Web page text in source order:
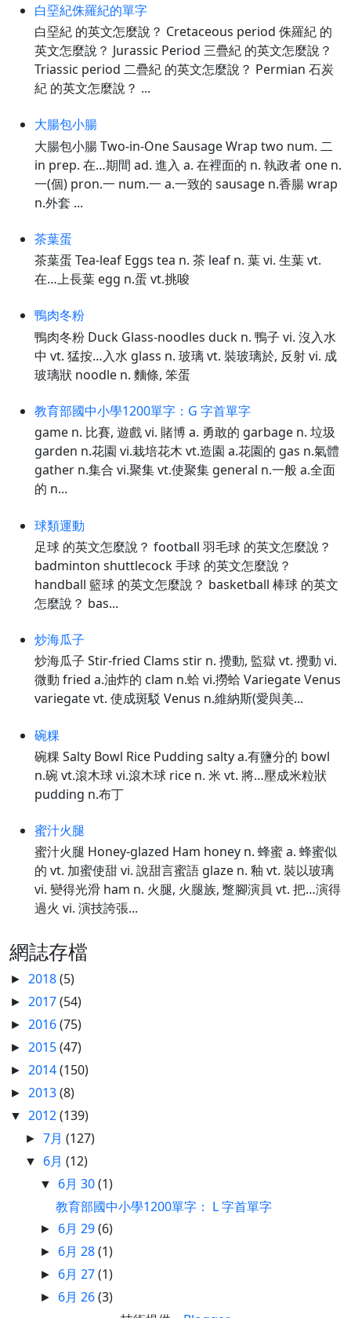
白堊紀侏羅紀的單字
白堊紀 的英文怎麼說？ Cretaceous period 侏羅紀 的
英文怎麼說？ Jurassic Period 三疊紀 的英文怎麼說？
Triassic period 二疊紀 的英文怎麼說？ Permian 石炭
紀 的英文怎麼說？ ...
大腸包小腸
大腸包小腸 Two-in-One Sausage Wrap two num. 二
in prep. 在…期間 ad. 進入 a. 在裡面的 n. 執政者 one n.
一(個) pron.一 num.一 a.一致的 sausage n.香腸 wrap
n.外套 ...
茶葉蛋
茶葉蛋 Tea-leaf Eggs tea n. 茶 leaf n. 葉 vi. 生葉 vt.
在…上長葉 egg n.蛋 vt.挑唆
鴨肉冬粉
鴨肉冬粉 Duck Glass-noodles duck n. 鴨子 vi. 沒入水
中 vt. 猛按…入水 glass n. 玻璃 vt. 裝玻璃於, 反射 vi. 成
玻璃狀 noodle n. 麵條, 笨蛋
教育部國中小學1200單字：G 字首單字
game n. 比賽, 遊戲 vi. 賭博 a. 勇敢的 garbage n. 垃圾
garden n.花園 vi.栽培花木 vt.造園 a.花園的 gas n.氣體
gather n.集合 vi.聚集 vt.使聚集 general n.一般 a.全面
的 n...
球類運動
足球 的英文怎麼說？ football 羽毛球 的英文怎麼說？
badminton shuttlecock 手球 的英文怎麼說？
handball 籃球 的英文怎麼說？ basketball 棒球 的英文
怎麼說？ bas...
炒海瓜子
炒海瓜子 Stir-fried Clams stir n. 攪動, 監獄 vt. 攪動 vi.
微動 fried a.油炸的 clam n.蛤 vi.撈蛤 Variegate Venus
variegate vt. 使成斑駁 Venus n.維納斯(愛與美...
碗粿
碗粿 Salty Bowl Rice Pudding salty a.有鹽分的 bowl
n.碗 vt.滾木球 vi.滾木球 rice n. 米 vt. 將…壓成米粒狀
pudding n.布丁
蜜汁火腿
蜜汁火腿 Honey-glazed Ham honey n. 蜂蜜 a. 蜂蜜似
的 vt. 加蜜使甜 vi. 說甜言蜜語 glaze n. 釉 vt. 裝以玻璃
vi. 變得光滑 ham n. 火腿, 火腿族, 蹩腳演員 vt. 把…演得
過火 vi. 演技誇張...
網誌存檔
► 2018(5)
► 2017(54)
► 2016(75)
► 2015(47)
► 2014(150)
► 2013(8)
▼ 2012(139)
►7月(127)
▼ 6月(12)
▼ 6月 30(1)
教育部國中小學1200單字： L 字首單字
► 6月 29(6)
► 6月 28(1)
► 6月 27(1)
► 6月 26(3)